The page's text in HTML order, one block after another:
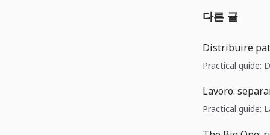
다른 글
Distribuire
Practical guide:
Lavoro:
Practical guide: